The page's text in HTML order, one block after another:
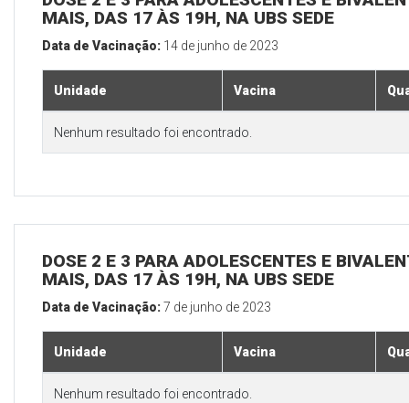
MAIS, DAS 17 ÀS 19H, NA UBS SEDE
Data de Vacinação: 14 de junho de 2023
Unidade Vacina
Nenhum resultado foi encontrado.
DOSE 2 E 3 PARA ADOLESCENTES E
MAIS, DAS 17 ÀS 19H, NA UBS SEDE
Data de Vacinação:7 de junho de 2023
Unidade Vacina
Nenhum resultado foi encontrado.